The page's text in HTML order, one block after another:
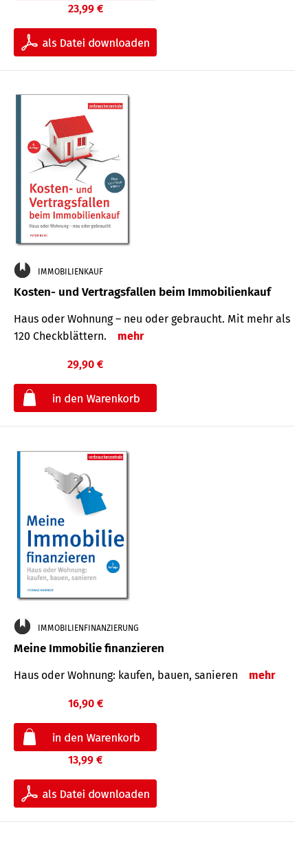
23,99 €
IMMOBILIENKAUF
Kosten- und Vertragsfallen beim Immobilienkauf
Haus oder Wohnung – neu oder gebraucht. Mit mehr als
120 Check­blättern.
mehr
29,90 €
IMMOBILIENFINANZIERUNG
Meine Immobilie finanzieren
Haus oder Wohnung: kaufen, bauen, sanieren mehr
16,90 €
13,99 €